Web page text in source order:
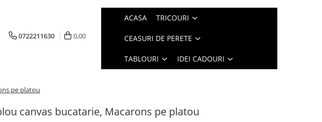
0722211630 0,00
ACASA TRICOURI
CEASURI DE PERETE
TABLOURI IDEI CADOURI
pe platou
canvas bucatarie, Macarons pe platou